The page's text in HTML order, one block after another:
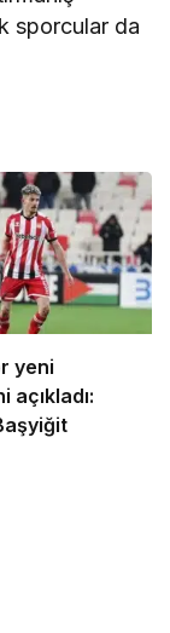
sporcular da
yeni